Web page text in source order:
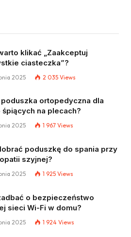
klikać „Zaakceptuj
ciasteczka”?
2025 2 035 Views
poduszka ortopedyczna dla
śpiących na plecach?
2025 1 967 Views
poduszkę do spania przy
szyjnej?
2025 1 925 Views
o bezpieczeństwo
sieci Wi-Fi w domu?
2025 1 924 Views